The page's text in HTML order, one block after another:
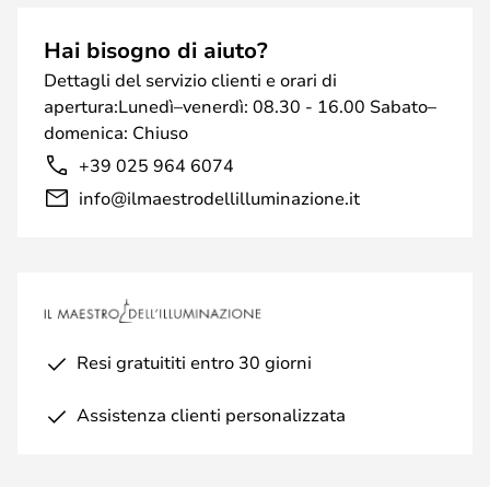
Hai bisogno di aiuto?
Dettagli del servizio clienti e orari di
apertura:Lunedì–venerdì: 08.30 - 16.00 Sabato–
domenica: Chiuso
+39 025 964 6074
info@ilmaestrodellilluminazione.it
Resi gratuititi entro 30 giorni
Assistenza clienti personalizzata